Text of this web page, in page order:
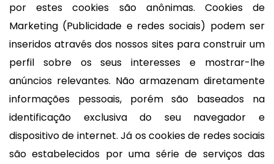
por estes cookies são anônimas. Cookies de
Marketing (Publicidade e redes sociais) podem ser
inseridos através dos nossos sites para construir um
perfil sobre os seus interesses e mostrar-lhe
anúncios relevantes. Não armazenam diretamente
informações pessoais, porém são baseados na
identificação exclusiva do seu navegador e
dispositivo de internet. Já os cookies de redes sociais
são estabelecidos por uma série de serviços das